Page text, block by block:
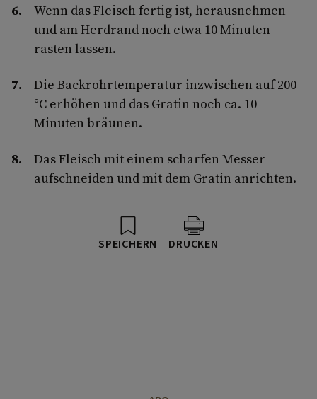
Wenn das Fleisch fertig ist, herausnehmen
und am Herdrand noch etwa 10 Minuten
rasten lassen.
Die Backrohrtemperatur inzwischen auf 200
°C erhöhen und das Gratin noch ca. 10
Minuten bräunen.
Das Fleisch mit einem scharfen Messer
aufschneiden und mit dem Gratin anrichten.
SPEICHERN DRUCKEN